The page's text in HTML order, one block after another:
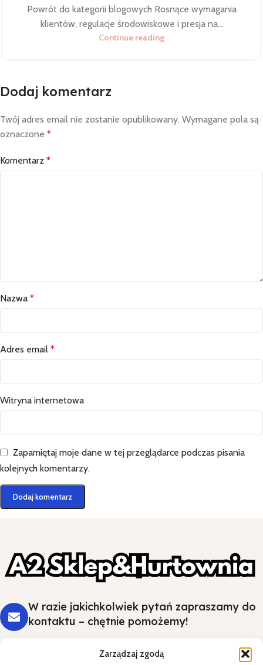
Zarządzaj zgodą
Powrót do kategorii blogowych Rosnące wymagania
klientów, regulacje środowiskowe i presja na...
Continue reading
Dodaj komentarz
Twój adres email nie zostanie opublikowany. Wymagane pola są
oznaczone *
Komentarz *
Nazwa *
Adres email *
Witryna internetowa
Zapamiętaj moje dane w tej przeglądarce podczas pisania
kolejnych komentarzy.
W razie jakichkolwiek pytań zapraszamy do
kontaktu – chętnie pomożemy!